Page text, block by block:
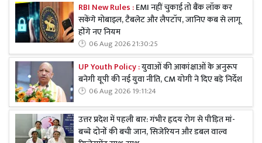
RBI New Rules :EMI नहीं चुकाई तो बैंक लॉक कर
सकेंगे मोबाइल, टैबलेट और लैपटॉप, जानिए कब से लागू
होंगे नए नियम
06 Aug 2026 21:30:25
UP Youth Policy :युवाओं की आकांक्षाओं के अनुरूप
बनेगी यूपी की नई युवा नीति, CM योगी ने दिए बड़े निर्देश
06 Aug 2026 19:11:24
उत्तर प्रदेश में पहली बार: गंभीर हृदय रोग से पीड़ित मां-
बच्चे दोनों की बची जान, सिजेरियन और डबल वाल्व